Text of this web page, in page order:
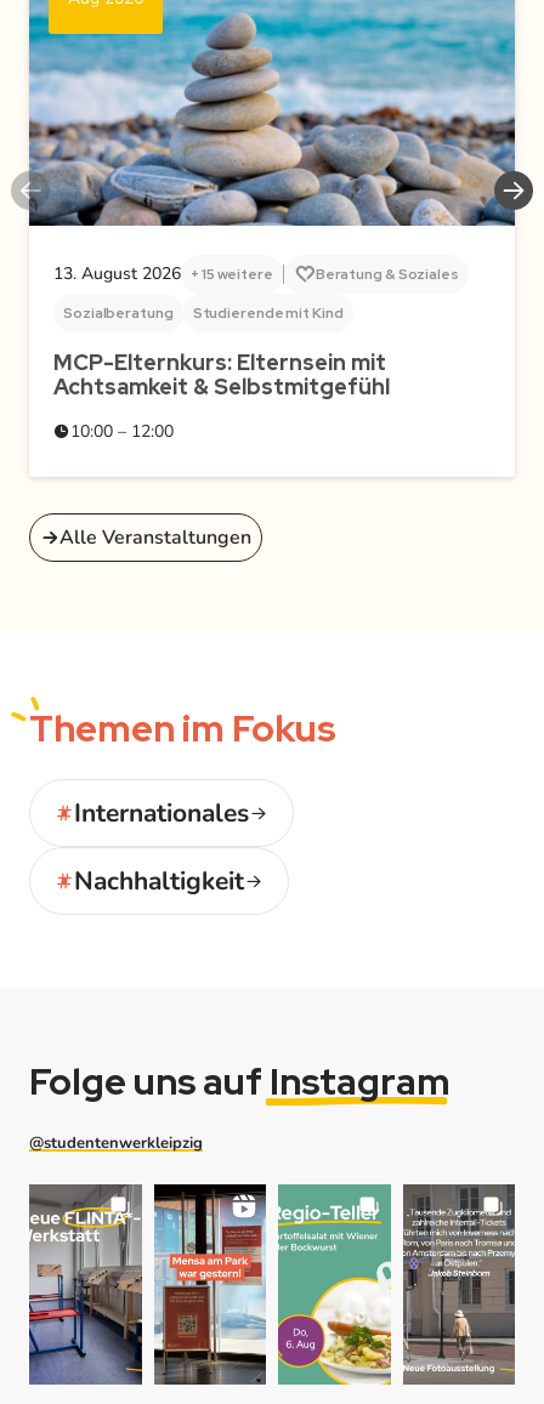
13. August 2026 + 15 weitere
Beratung & Soziales
Sozialberatung
Studierende mit Kind
MCP-Elternkurs: Elternsein mit
Achtsamkeit & Selbstmitgefühl
10:00 – 12:00
Alle Veranstaltungen
Themen im Fokus
Internationales
Nachhaltigkeit
Folge uns auf Instagram
@studentenwerkleipzig